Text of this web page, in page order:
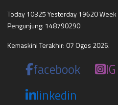
Today 10325 Yesterday 19620
Pengunjung: 148790290
Kemaskini Terakhir: 07 Ogos 2026.
facebook IG
linkedin